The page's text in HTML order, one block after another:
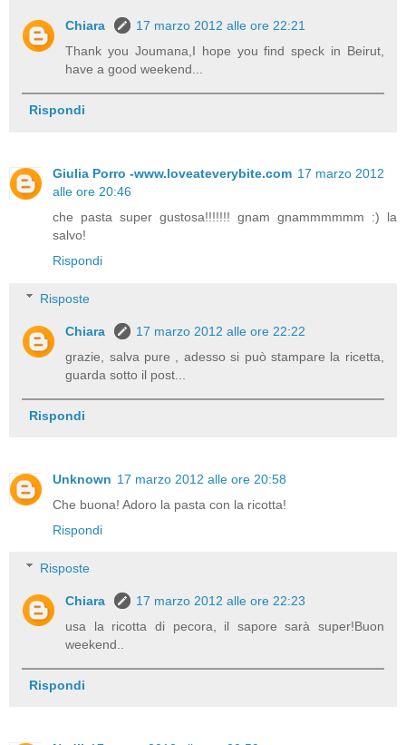
Chiara
17 marzo 2012 alle ore 22:21
Thank you Joumana,I hope you find speck in Beirut,
have a good weekend...
Rispondi
Giulia Porro -www.loveateverybite.com 17 marzo 2012
alle ore 20:46
che pasta super gustosa!!!!!!! gnam gnammmmmm :) la
salvo!
Rispondi
Risposte
Chiara
17 marzo 2012 alle ore 22:22
grazie, salva pure , adesso si può stampare la ricetta,
guarda sotto il post...
Rispondi
Unknown 17 marzo 2012 alle ore 20:58
Che buona! Adoro la pasta con la ricotta!
Rispondi
Risposte
Chiara
17 marzo 2012 alle ore 22:23
usa la ricotta di pecora, il sapore sarà super!Buon
weekend..
Rispondi